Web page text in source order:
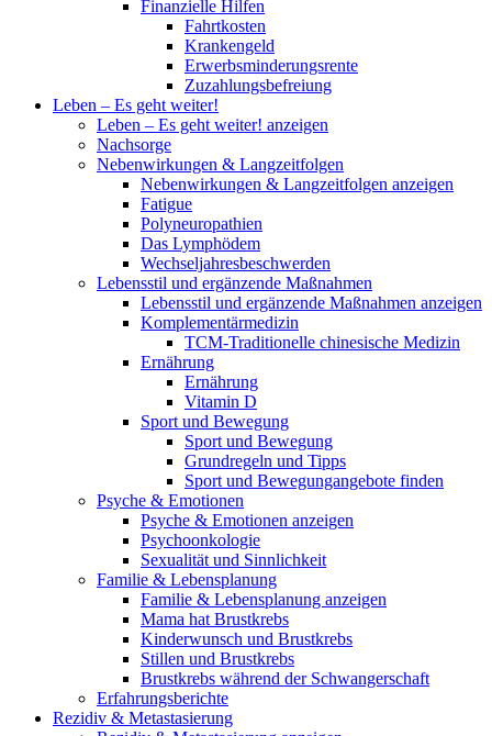
Finanzielle Hilfen
Fahrtkosten
Krankengeld
Erwerbsminderungsrente
Zuzahlungsbefreiung
Leben – Es geht weiter!
Leben – Es geht weiter! anzeigen
Nachsorge
Nebenwirkungen & Langzeitfolgen
Nebenwirkungen & Langzeitfolgen anzeigen
Fatigue
Polyneuropathien
Das Lymphödem
Wechseljahresbeschwerden
Lebensstil und ergänzende Maßnahmen
Lebensstil und ergänzende Maßnahmen anzeigen
Komplementärmedizin
TCM-Traditionelle chinesische Medizin
Ernährung
Ernährung
Vitamin D
Sport und Bewegung
Sport und Bewegung
Grundregeln und Tipps
Sport und Bewegungangebote finden
Psyche & Emotionen
Psyche & Emotionen anzeigen
Psychoonkologie
Sexualität und Sinnlichkeit
Familie & Lebensplanung
Familie & Lebensplanung anzeigen
Mama hat Brustkrebs
Kinderwunsch und Brustkrebs
Stillen und Brustkrebs
Brustkrebs während der Schwangerschaft
Erfahrungsberichte
Rezidiv & Metastasierung